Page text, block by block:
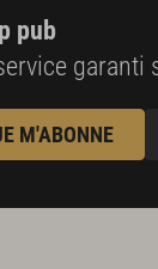
pub
garanti
M'ABONNE